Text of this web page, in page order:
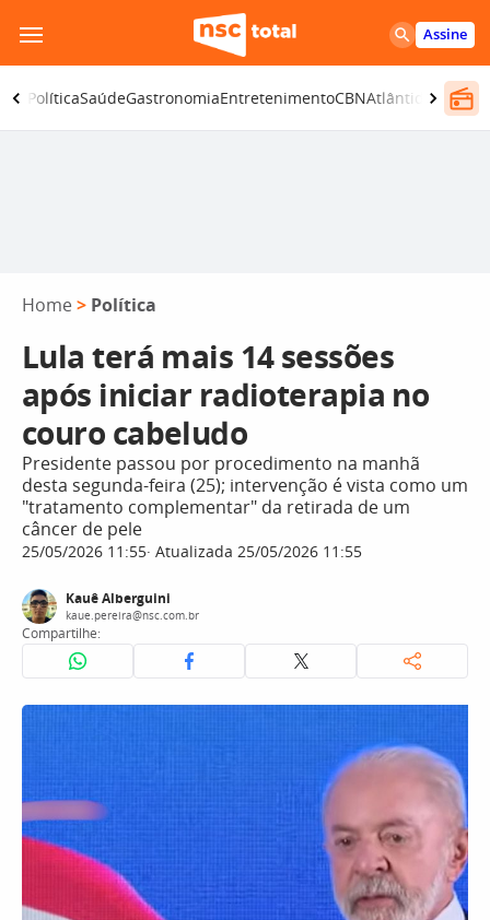
para
o
conteúdo
Assine
PolíticaSaúdeGastronomiaEntretenimentoCBNAtlântida SC
Home > Política
Lula terá mais 14 sessões
após iniciar radioterapia no
couro cabeludo
Presidente passou por procedimento na manhã
desta segunda-feira (25); intervenção é vista como um
"tratamento complementar" da retirada de um
câncer de pele
25/05/2026 11:55 Atualizada 25/05/2026 11:55
Kauê Alberguini
kaue.pereira@nsc.com.br
Compartilhe: